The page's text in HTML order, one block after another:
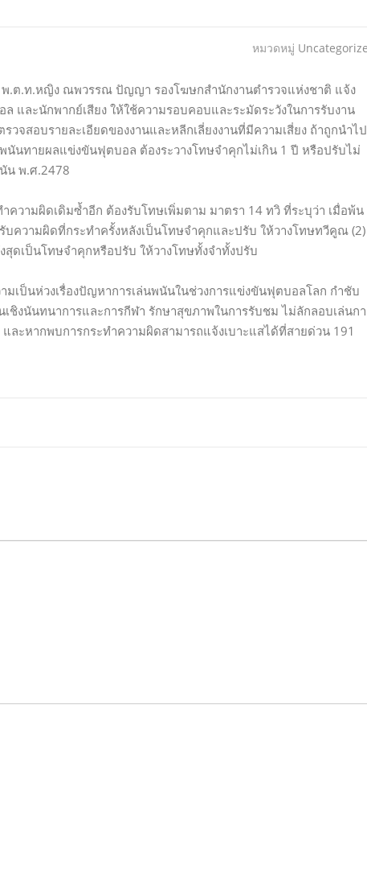
หมวดหมู่
พ.ต.ท.หญิง ณพวรรณ ปัญญา รองโฆษกสำนักงานตำรวจแห่งชาติ แจ้ง
และนักพากย์เสียง ให้ใช้ความรอบคอบและระมัดระวังในการรับงาน
จสอบรายละเอียดของงานและหลีกเลี่ยงงานที่มีความเสี่ยง ถ้าถูกนำไป
นทายผลแข่งขันฟุตบอล ต้องระวางโทษจำคุกไม่เกิน 1 ปี หรือปรับไม่
น พ.ศ.2478
วามผิดเดิมซ้ำอีก ต้องรับโทษเพิ่มตาม มาตรา 14 ทวิ ที่ระบุว่า เมื่อพ้น
ความผิดที่กระทำครั้งหลังเป็นโทษจำคุกและปรับ ให้วางโทษทวีคูณ (2)
ดเป็นโทษจำคุกหรือปรับ ให้วางโทษทั้งจำทั้งปรับ
เป็นห่วงเรื่องปัญหาการเล่นพนันในช่วงการแข่งขันฟุตบอลโลก กำชับ
ชิงนันทนาการและการกีฬา รักษาสุขภาพในการรับชม ไม่ลักลอบเล่นก
ะหากพบการกระทำความผิดสามารถแจ้งเบาะแสได้ที่สายด่วน 191